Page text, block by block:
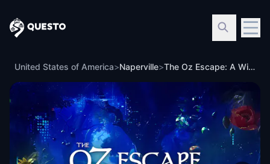
Questo
United States of America>Naperville> The Oz Escape: A Wicked Glitch in Naperville